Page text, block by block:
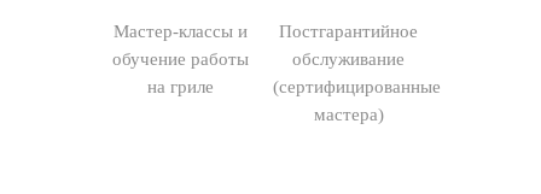
Мастер-классы и
обучение работы
на гриле
Постгарантийное
обслуживание
(сертифицированные
мастера)